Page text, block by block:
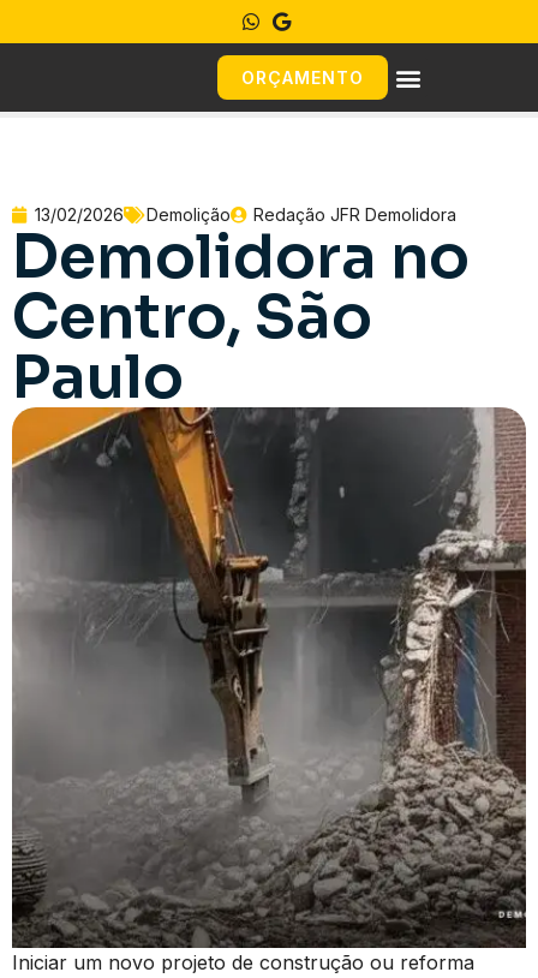
ORÇAMENTO
13/02/2026 Demolição Redação JFR Demolidora
Demolidora no
Centro, São
Paulo
Iniciar um novo projeto de construção ou reforma